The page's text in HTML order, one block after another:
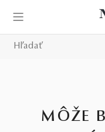
MÔŽE